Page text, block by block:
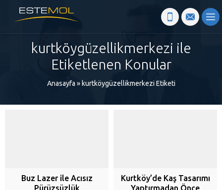
kurtköygüzellikmerkezi ile
Etiketlenen Konular
Anasayfa » kurtköygüzellikmerkezi Etiketi
Buz Lazer ile Acısız
Pürüzsüzlük
Kurtköy’de Kaş Tasarımı
Yaptırmadan Önce